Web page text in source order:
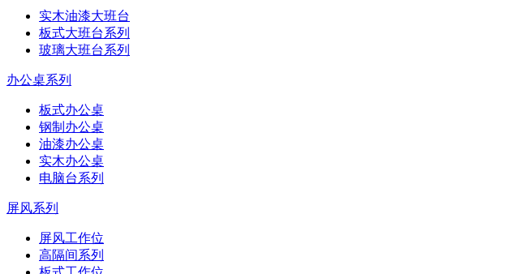
实木油漆大班台
板式大班台系列
玻璃大班台系列
办公桌系列
板式办公桌
钢制办公桌
油漆办公桌
实木办公桌
电脑台系列
屏风系列
屏风工作位
高隔间系列